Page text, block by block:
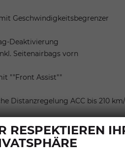
Geschwindigkeitsbegrenzer
Deaktivierung
Seitenairbags vorn
""Front Assist""
Distanzregelung ACC bis 210
RESPEKTIEREN